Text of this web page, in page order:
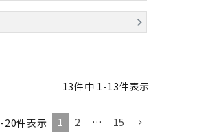
13件中 1-13件表示
-20件表示 1 2 … 15